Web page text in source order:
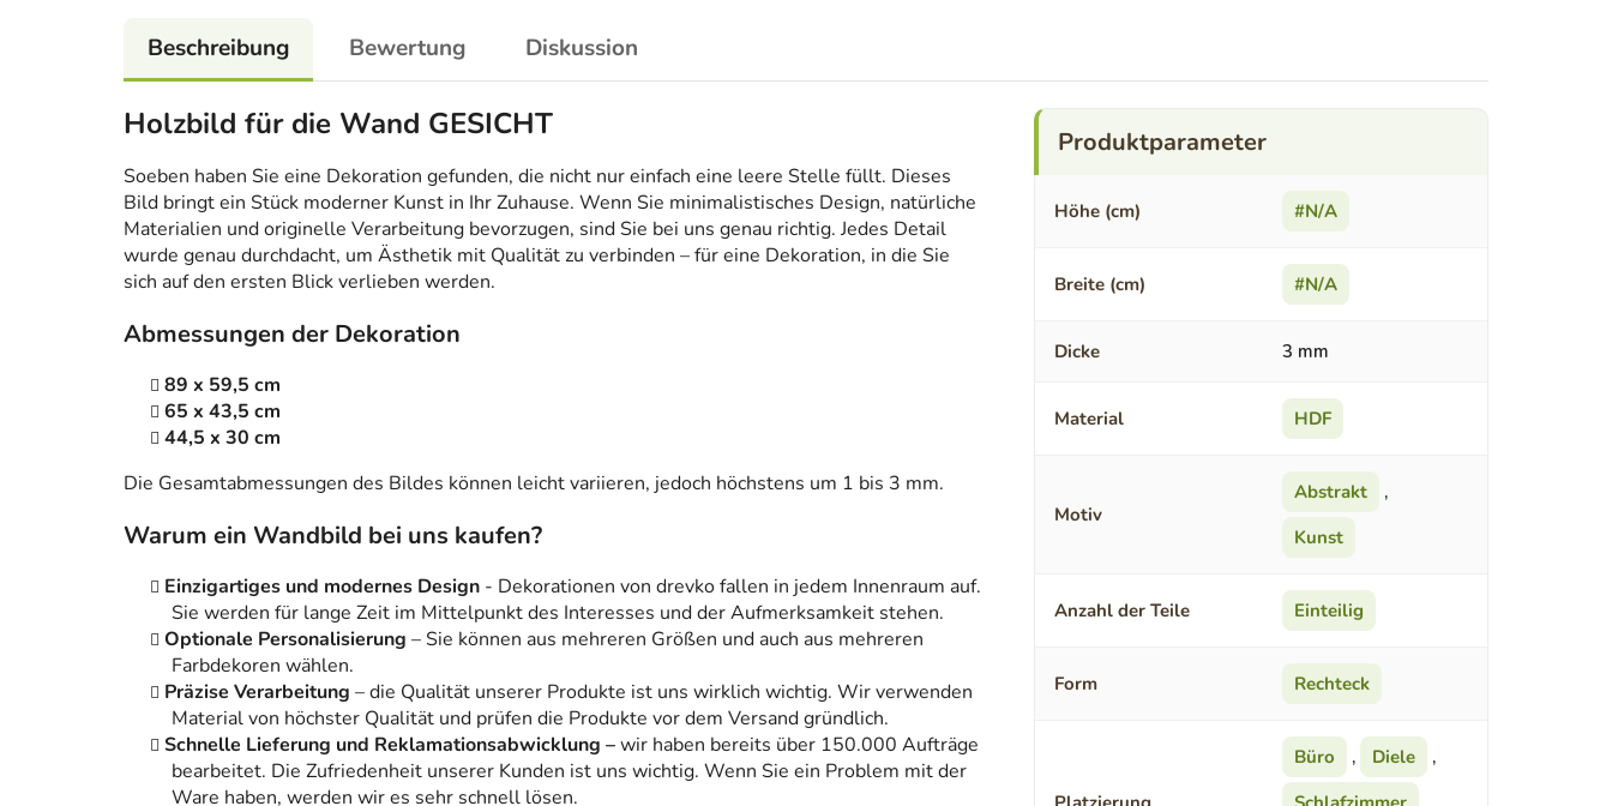
Beschreibung Bewertung Diskussion
Holzbild für die Wand GESICHT
Soeben haben Sie eine Dekoration gefunden, die nicht nur einfach eine leere Stelle füllt. Dieses
Bild bringt ein Stück moderner Kunst in Ihr Zuhause. Wenn Sie minimalistisches Design, natürliche
Materialien und originelle Verarbeitung bevorzugen, sind Sie bei uns genau richtig. Jedes Detail
wurde genau durchdacht, um Ästhetik mit Qualität zu verbinden – für eine Dekoration, in die Sie
sich auf den ersten Blick verlieben werden.
Abmessungen der Dekoration
89 x 59,5 cm
65 x 43,5 cm
44,5 x 30 cm
Die Gesamtabmessungen des Bildes können leicht variieren, jedoch höchstens um 1 bis 3 mm.
Warum ein Wandbild bei uns kaufen?
Einzigartiges und modernes Design - Dekorationen von drevko fallen in jedem Innenraum auf.
Sie werden für lange Zeit im Mittelpunkt des Interesses und der Aufmerksamkeit stehen.
Optionale Personalisierung – Sie können aus mehreren Größen und auch aus mehreren
Farbdekoren wählen.
Präzise Verarbeitung – die Qualität unserer Produkte ist uns wirklich wichtig. Wir verwenden
Material von höchster Qualität und prüfen die Produkte vor dem Versand gründlich.
Schnelle Lieferung und Reklamationsabwicklung –wir haben bereits über 150.000 Aufträge
bearbeitet. Die Zufriedenheit unserer Kunden ist uns wichtig. Wenn Sie ein Problem mit der
Ware haben, werden wir es sehr schnell lösen.
Höhe (cm) #N/A
Breite (cm) #N/A
Dicke 3 mm
Material HDF
Motiv
Abstrakt
,
Kunst
Anzahl der Teile Einteilig
Form Rechteck
Büro , Diele
,